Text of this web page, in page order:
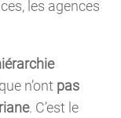
les agences
n’ont pas
. C’est le